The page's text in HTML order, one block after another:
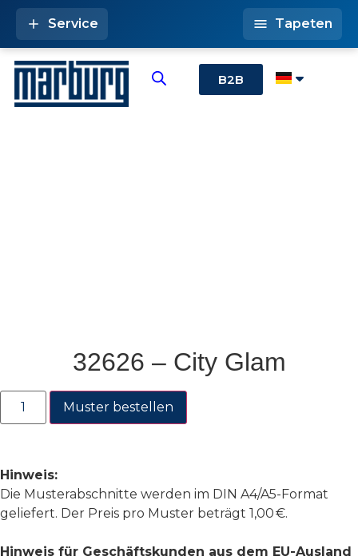
B2B
Service Tapeten
32626 – City Glam
Muster bestellen
Hinweis:
Die Musterabschnitte werden im DIN A4/A5-Format
geliefert. Der Preis pro Muster beträgt 1,00 €.
Hinweis für Geschäftskunden aus dem EU-Ausland